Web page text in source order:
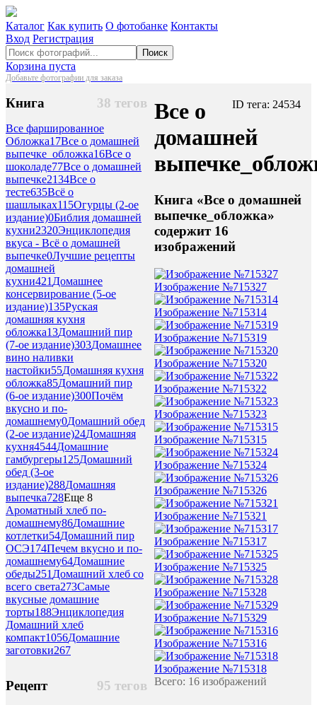
Каталог Как купить О фотобанке Контакты
Вход Регистрация
Поиск
Корзина пуста
Добавьте фотографии для заказа
38 тегов
Книга
Все фаршированное
Обложка17Все о домашней
выпечке_обложка16Все о
шоколаде77Все о домашней
выпечке2134Все о
тесте635Всё о
шашлыках115Огурцы (2-ое
издание)0Библия домашней
кухни2320Энциклопедия
вкуса - Всё о домашней
выпечке0Лучшие рецепты
домашней
кухни421Домашнее
консервирование (5-ое
издание)135Руская
домашняя кухня
обложка13Домашний пир
(7-ое издание)303Домашнее
вино наливки
настойки55Домашняя кухня
обложка85Домашний пир
(6-ое издание)300Почём
вкусно и по-
домашнему0Домашний обед
(2-ое издание)24Домашняя
кухня4544Домашние
гамбургеры125Домашний
обед (3-ое
издание)288Домашняя
выпечка728Еще 8
Ароматный хлеб по-
домашнему86Домашние
котлетки54Домашний пир
ОСЭ174Печем вкусно и по-
домашнему64Домашние
обеды251Домашний хлеб со
всего света273Самые
вкусные домашние
торты188Энциклопедия
Домашний хлеб
компакт1056Домашние
заготовки267
95 тегов
Рецепт
ID тега: 24534
Все о
домашней
Книга «Все о домашней
выпечке_обложка»
содержит 16
изображений
Изображение №715327
Изображение №715314
Изображение №715319
Изображение №715320
Изображение №715322
Изображение №715323
Изображение №715315
Изображение №715324
Изображение №715326
Изображение №715321
Изображение №715317
Изображение №715325
Изображение №715328
Изображение №715329
Изображение №715316
Изображение №715318
Всего: 16 изображений